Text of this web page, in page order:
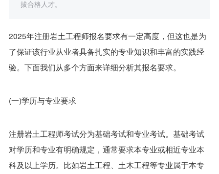
拔合格人才。
2025年注册岩土工程师报名要求有一定高度，但这也是为
了保证该行业从业者具备扎实的专业知识和丰富的实践经
验。下面我们从多个方面来详细分析其报名要求。
(一)学历与专业要求
注册岩土工程师考试分为基础考试和专业考试。基础考试
对学历和专业有明确规定，通常要求本专业或相近专业本
科及以上学历。比如岩土工程、土木工程等专业属于本专